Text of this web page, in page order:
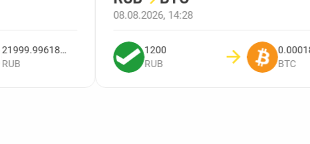
21999.996189842
RUB
08.08.2026, 14:28
1200
RUB
BTC